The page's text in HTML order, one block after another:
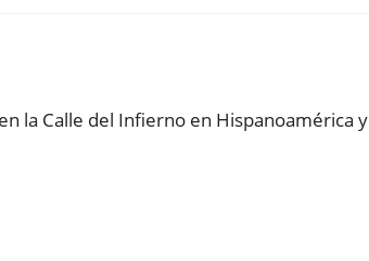
la Calle del Infierno en Hispanoamérica y